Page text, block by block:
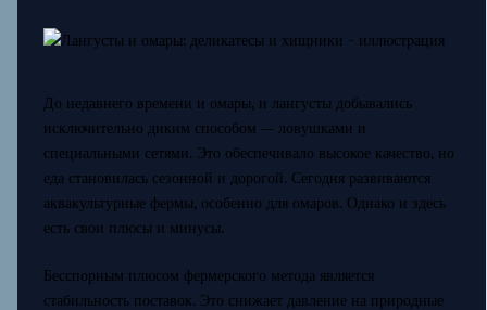
До недавнего времени и омары, и лангусты добывались
исключительно диким способом — ловушками и
специальными сетями. Это обеспечивало высокое качество, но
еда становилась сезонной и дорогой. Сегодня развиваются
аквакультурные фермы, особенно для омаров. Однако и здесь
есть свои плюсы и минусы.
Бесспорным плюсом фермерского метода является
стабильность поставок. Это снижает давление на природные